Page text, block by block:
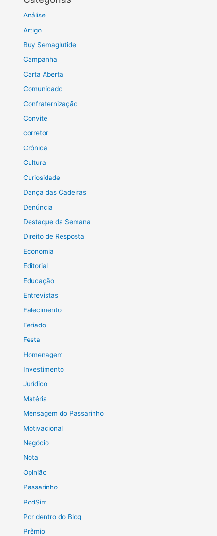
Análise
Artigo
Buy Semaglutide
Campanha
Carta Aberta
Comunicado
Confraternização
Convite
corretor
Crônica
Cultura
Curiosidade
Dança das Cadeiras
Denúncia
Destaque da Semana
Direito de Resposta
Economia
Editorial
Educação
Entrevistas
Falecimento
Feriado
Festa
Homenagem
Investimento
Jurídico
Matéria
Mensagem do Passarinho
Motivacional
Negócio
Nota
Opinião
Passarinho
PodSim
Por dentro do Blog
Prêmio